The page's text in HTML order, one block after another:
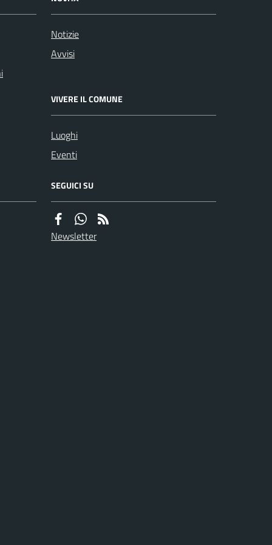
Notizie
Avvisi
VIVERE IL COMUNE
Luoghi
Eventi
SEGUICI SU
Newsletter